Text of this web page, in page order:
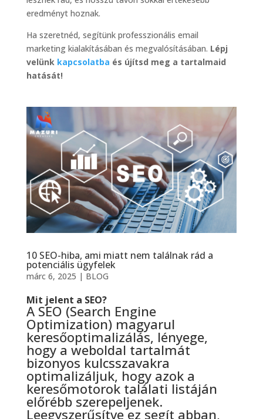
eredményt hoznak.
Ha szeretnéd, segítünk professzionális email
marketing kialakításában és megvalósításában. Lépj
velünk kapcsolatba és újítsd meg a tartalmaid
hatását!
10 SEO-hiba, ami miatt nem találnak rád a
potenciális ügyfelek
márc 6, 2025 | BLOG
Mit jelent a SEO?
A SEO (Search Engine
Optimization) magyarul
keresőoptimalizálás, lényege,
hogy a weboldal tartalmát
bizonyos kulcsszavakra
optimalizáljuk, hogy azok a
keresőmotorok találati listáján
előrébb szerepeljenek.
Leegyszerűsítve ez segít abban,